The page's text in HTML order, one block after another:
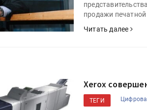
продажи
Читать далее
Xerox
ТЕГИ
Росприроднадзор запускает